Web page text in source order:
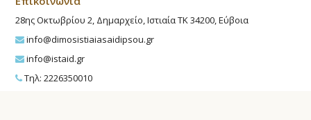
28ης Οκτωβρίου 2, Δημαρχείο, Ιστιαία ΤΚ 34200, Εύβοια
info@dimosistiaiasaidipsou.gr
info@istaid.gr
Τηλ: 2226350010